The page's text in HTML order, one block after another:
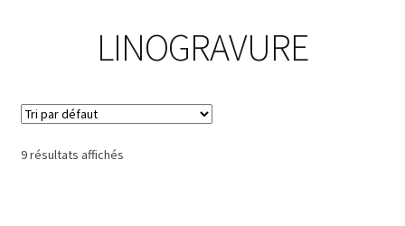
LINOGRAVURE
9 résultats affichés